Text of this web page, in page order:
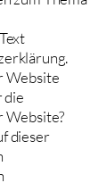
Website
die
Website?
dieser